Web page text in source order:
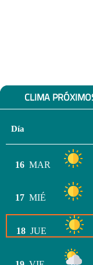
CLIMA
Día
16 MAR
17 MIÉ
18 JUE